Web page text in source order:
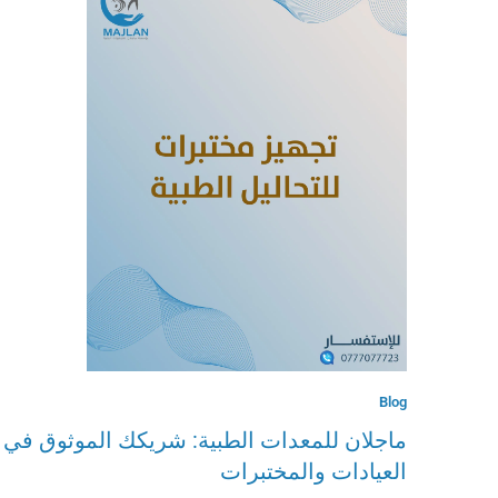
Blog
ماجلان للمعدات الطبية: شريكك الموثوق في
العيادات والمختبرات